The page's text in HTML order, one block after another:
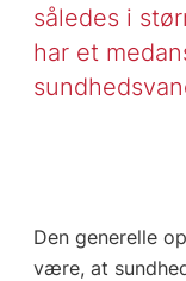
således i
har et
Den generelle
være, at